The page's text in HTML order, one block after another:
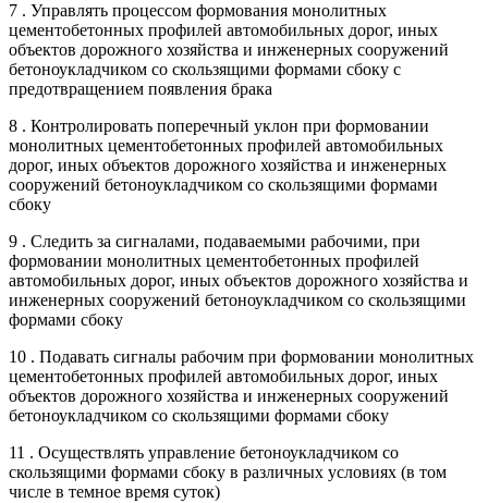
7 . Управлять процессом формования монолитных
цементобетонных профилей автомобильных дорог, иных
объектов дорожного хозяйства и инженерных сооружений
бетоноукладчиком со скользящими формами сбоку с
предотвращением появления брака
8 . Контролировать поперечный уклон при формовании
монолитных цементобетонных профилей автомобильных
дорог, иных объектов дорожного хозяйства и инженерных
сооружений бетоноукладчиком со скользящими формами
сбоку
9 . Следить за сигналами, подаваемыми рабочими, при
формовании монолитных цементобетонных профилей
автомобильных дорог, иных объектов дорожного хозяйства и
инженерных сооружений бетоноукладчиком со скользящими
формами сбоку
10 . Подавать сигналы рабочим при формовании монолитных
цементобетонных профилей автомобильных дорог, иных
объектов дорожного хозяйства и инженерных сооружений
бетоноукладчиком со скользящими формами сбоку
11 . Осуществлять управление бетоноукладчиком со
скользящими формами сбоку в различных условиях (в том
числе в темное время суток)